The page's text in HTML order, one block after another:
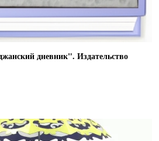
дневник". Издательство